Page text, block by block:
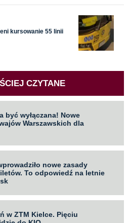
kursowanie 55 linii
CZYTANE
być wyłączana! Nowe
Warszawskich dla
nowe zasady
To odpowiedź na letnie
w ZTM Kielce. Pięciu